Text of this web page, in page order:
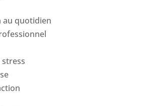
au quotidien